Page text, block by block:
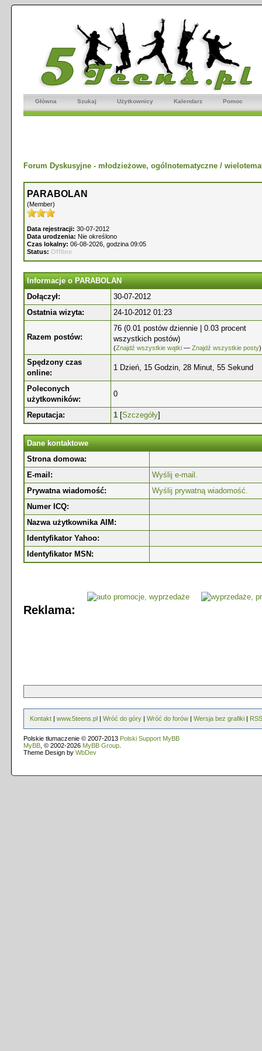
Główna Szukaj Użytkownicy Kalendarz Pomoc
Forum Dyskusyjne - młodzieżowe, ogólnotematyczne /
PARABOLAN
(Member)
Data rejestracji: 30-07-2012
Data urodzenia: Nie określono
Czas lokalny: 06-08-2026, godzina 09:05
Status: Offline
Informacje o PARABOLAN
Dołączył:
30-07-2012
Ostatnia wizyta:
24-10-2012 01:23
Razem postów:
76 (0.01 postów dziennie | 0.03 procent
wszystkich postów)
(Znajdź wszystkie wątki — Znajdź wszystkie posty)
Spędzony czas
online:
1 Dzień, 15 Godzin, 28 Minut, 55 Sekund
Poleconych
użytkowników:
0
Reputacja: 1 [Szczegóły]
Dane kontaktowe
Strona domowa:
E-mail:
Wyślij e-mail.
Prywatna wiadomość:
Wyślij prywatną wiadomość.
Numer ICQ:
Nazwa użytkownika AIM:
Identyfikator Yahoo:
Identyfikator MSN:
Reklama:
Kontakt | www.5teens.pl | Wróć do góry | Wróć do forów | Wersja bez grafiki | RSS
Polskie tłumaczenie © 2007-2013 Polski Support MyBB
MyBB , © 2002-2026 MyBB Group
Theme Design by WbDev